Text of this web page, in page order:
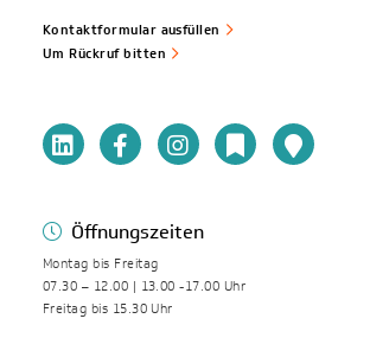
Kontaktformular ausfüllen
Um Rückruf bitten
Öffnungszeiten
Montag bis Freitag
07.30 – 12.00 | 13.00 -17.00 Uhr
Freitag bis 15.30 Uhr